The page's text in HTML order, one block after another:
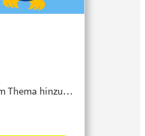
Thema hinzu…